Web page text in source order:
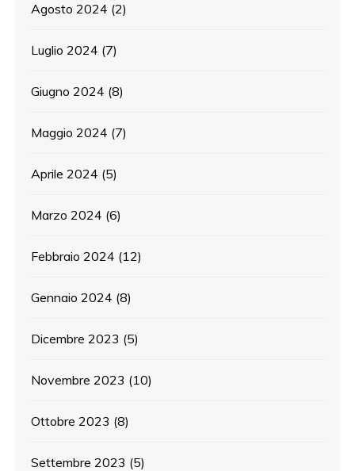
Agosto 2024 (2)
Luglio 2024 (7)
Giugno 2024 (8)
Maggio 2024 (7)
Aprile 2024 (5)
Marzo 2024 (6)
Febbraio 2024 (12)
Gennaio 2024 (8)
Dicembre 2023 (5)
Novembre 2023 (10)
Ottobre 2023 (8)
Settembre 2023 (5)